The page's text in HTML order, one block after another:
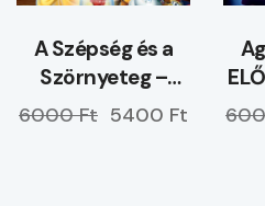
A Szépség és a
Szörnyeteg –
ELŐRENDELHETŐ
6000 Ft 5400 Ft